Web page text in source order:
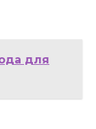
для